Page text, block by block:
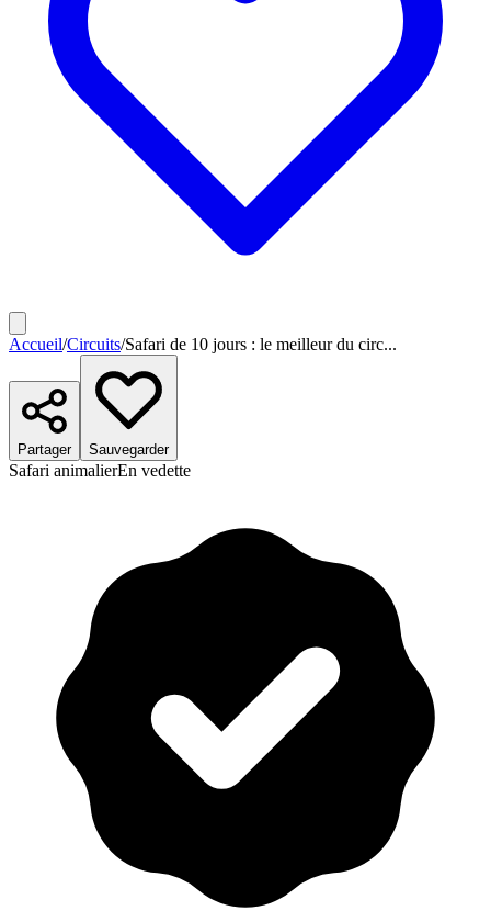
Accueil/Circuits/Safari de 10 jours : le meilleur du circ...
Partager Sauvegarder
Safari animalierEn vedette